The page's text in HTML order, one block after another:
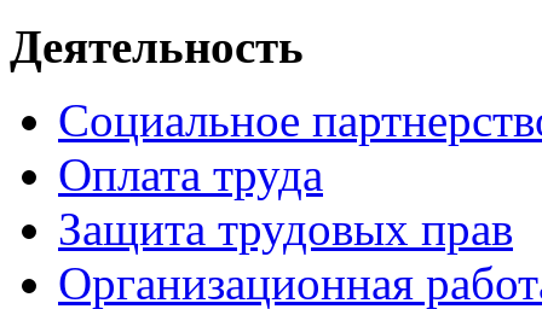
Деятельность
Социальное
Оплата труда
Защита трудовых прав
Организационная